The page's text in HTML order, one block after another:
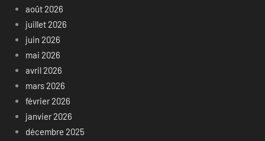
août 2026
juillet 2026
juin 2026
mai 2026
avril 2026
mars 2026
février 2026
janvier 2026
décembre 2025